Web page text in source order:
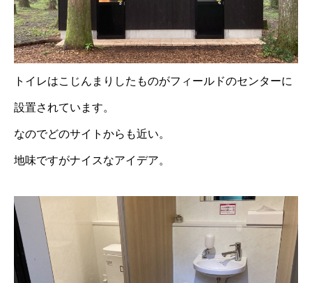
トイレはこじんまりしたものがフィールドのセンターに
設置されています。
なのでどのサイトからも近い。
地味ですがナイスなアイデア。